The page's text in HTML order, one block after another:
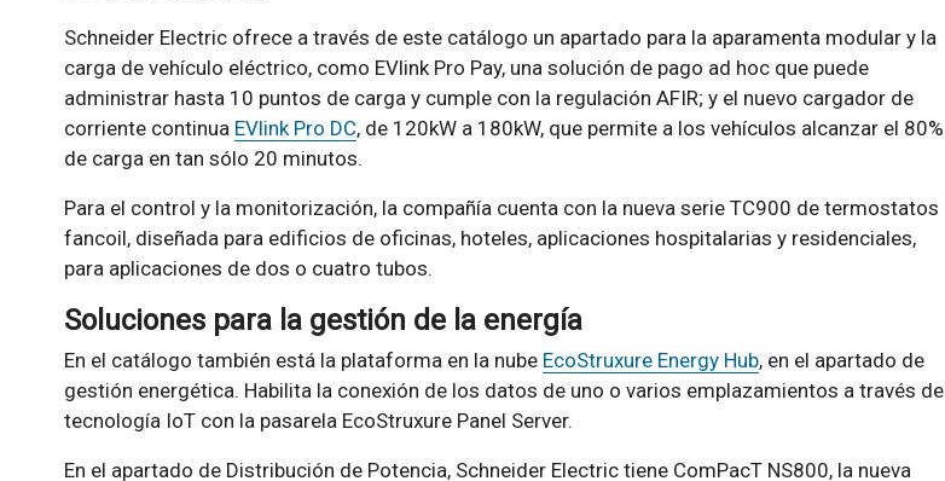
Schneider Electric ofrece a través de este catálogo un apartado para la aparamenta modular y la
carga de vehículo eléctrico, como EVlink Pro Pay, una solución de pago ad hoc que puede
administrar hasta 10 puntos de carga y cumple con la regulación AFIR; y el nuevo cargador de
corriente continua EVlink Pro DC, de 120kW a 180kW, que permite a los vehículos alcanzar el 80%
de carga en tan sólo 20 minutos.
Para el control y la monitorización, la compañía cuenta con la nueva serie TC900 de termostatos
fancoil, diseñada para edificios de oficinas, hoteles, aplicaciones hospitalarias y residenciales,
para aplicaciones de dos o cuatro tubos.
Soluciones para la gestión de la energía
En el catálogo también está la plataforma en la nube EcoStruxure Energy Hub, en el apartado de
gestión energética. Habilita la conexión de los datos de uno o varios emplazamientos a través de
tecnología IoT con la pasarela EcoStruxure Panel Server.
En el apartado de Distribución de Potencia, Schneider Electric tiene ComPacT NS800, la nueva